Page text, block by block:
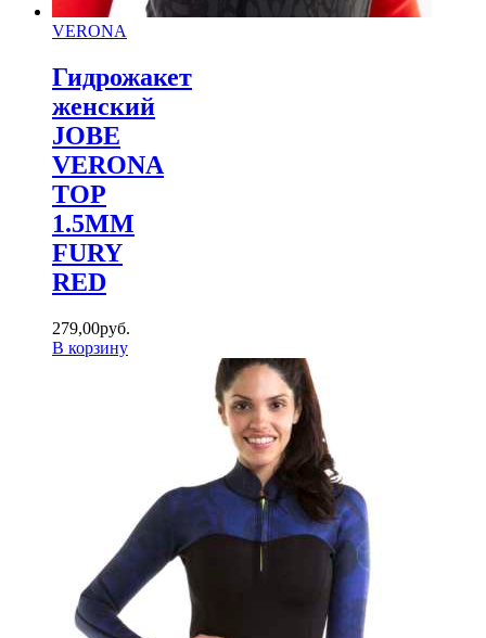
VERONA
Гидрожакет
женский
JOBE
VERONA
TOP
1.5MM
FURY
RED
279,00руб.
В корзину